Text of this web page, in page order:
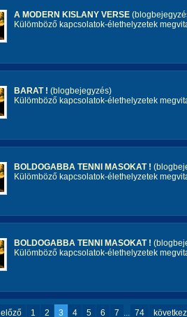
A MODERN KISLANY VERSE
Külömböző kapcsolatok-élethelyzetek
BARAT ! (blogbejegyzés)
Külömböző kapcsolatok-élethelyzetek
BOLDOGABBA TENNI MASOKAT !
Külömböző kapcsolatok-élethelyzetek
BOLDOGABBA TENNI MASOKAT !
Külömböző kapcsolatok-élethelyzetek
előző 1 2 3 4 5 6 7 ... 74